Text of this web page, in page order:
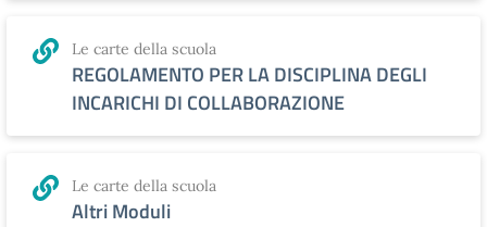
Le carte della scuola
REGOLAMENTO PER LA DISCIPLINA DEGLI
INCARICHI DI COLLABORAZIONE
Le carte della scuola
Altri Moduli